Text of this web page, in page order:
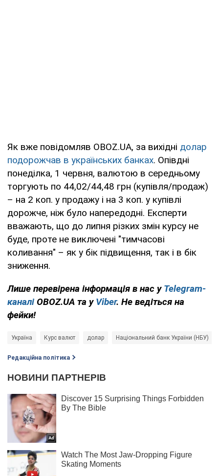
Як вже повідомляв OBOZ.UA, за вихідні долар
подорожчав в українських банках. Опівдні
понеділка, 1 червня, валютою в середньому
торгують по 44,02/44,48 грн (купівля/продаж)
– на 2 коп. у продажу і на 3 коп. у купівлі
дорожче, ніж було напередодні. Експерти
вважають, що до липня різких змін курсу не
буде, проте не виключені "тимчасові
коливання" – як у бік підвищення, так і в бік
зниження.
Лише перевірена інформація в нас у Telegram-
каналі OBOZ.UA та у Viber. Не ведіться на
фейки!
Україна Курс валют долар Національний банк України (НБУ)
Редакційна політика